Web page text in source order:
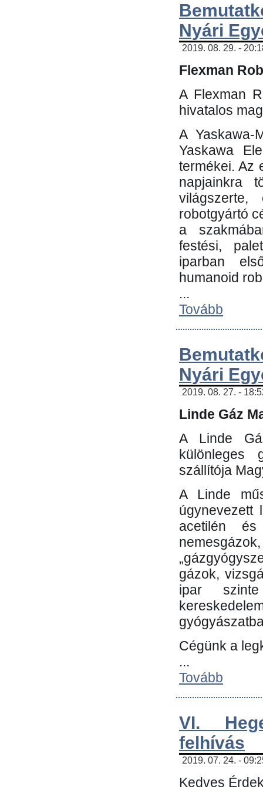
Nyári
2019. 08. 29. -
Flexman
A Flexman
hivatalos
A Yaskawa-
Yaskawa
termékei. Az
napjainkra
robotgyártó
a
festési,
iparban
humanoid
...
Tovább
Nyári
2019. 08. 27. -
Linde Gáz
A Linde
különleges
szállítója
A Linde
úgynevezett
acetilén és
gázok,
ipar
Cégünk a
...
Tovább
VI.
felhívás
2019. 07. 24. -
Kedves